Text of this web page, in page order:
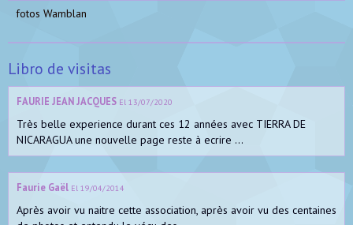
fotos Wamblan
Libro de visitas
FAURIE JEAN JACQUES El 13/07/2020
Très belle experience durant ces 12 années avec TIERRA DE
NICARAGUA une nouvelle page reste à ecrire ...
Faurie Gaël El 19/04/2014
Après avoir vu naitre cette association, après avoir vu des centaines